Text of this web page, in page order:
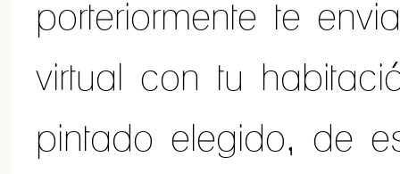
porteriormente te
virtual con tu
pintado elegido, de